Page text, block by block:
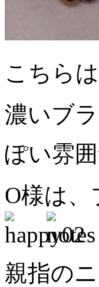
こちら
濃いブ
ぽい雰
O様は
親指の